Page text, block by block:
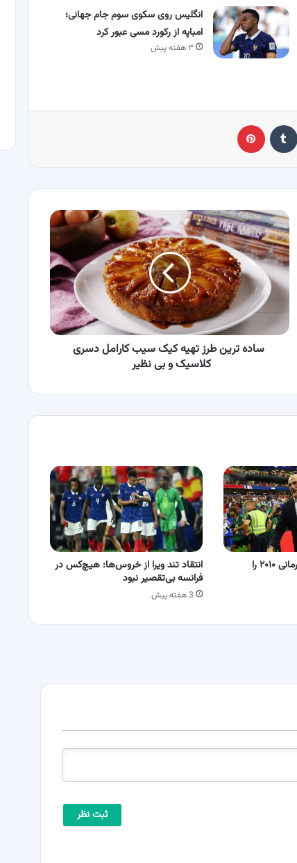
انگلیس روی سکوی سوم جام جهانی؛
امباپه از رکورد مسی عبور کرد
۳ هفته پیش
لینکدین ‫تامبلر
ساده
ترین
طرز
تهیه
کیک
سیب
دسری
کلاسیک
ساده ترین طرز تهیه کیک سیب کارامل دسری
کلاسیک و بی نظیر
اسپانیا دوباره بوی قهرمانی ۲۰۱۰ را
انتقاد تند ویرا از خروس‌ها: هیچ‌کس در
فرانسه بی‌تقصیر نبود
3 هفته پیش